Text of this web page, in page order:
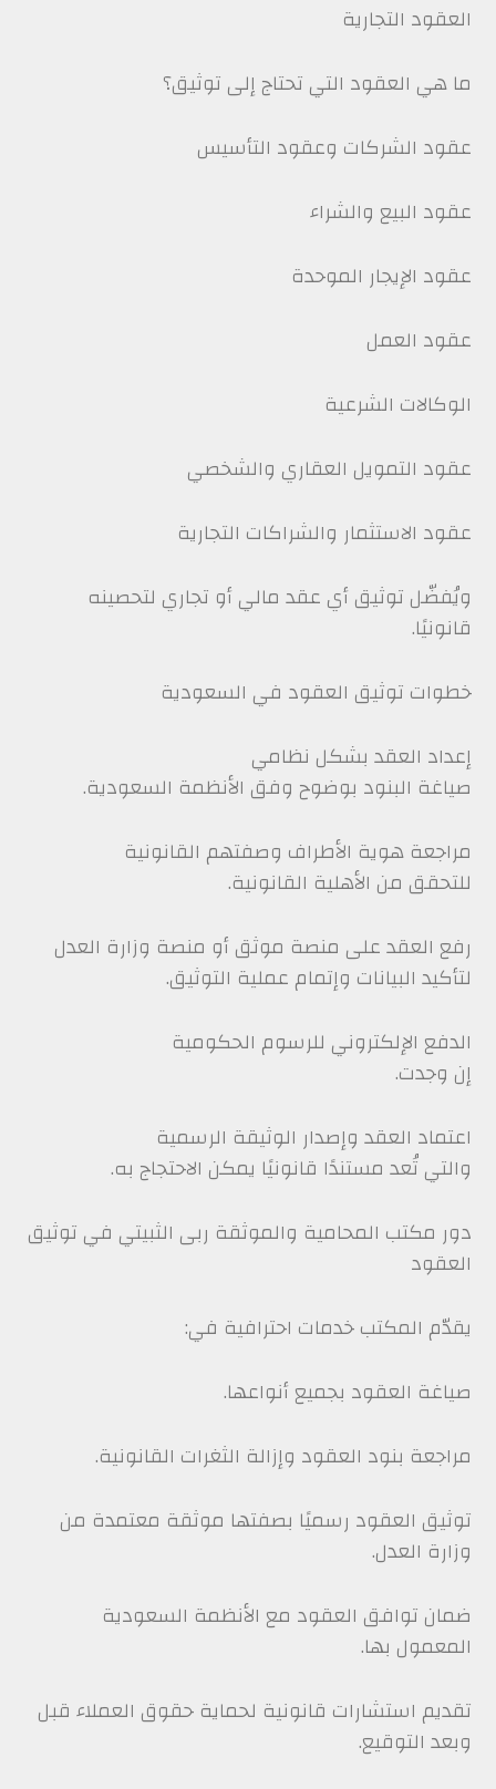
العقود التجارية
ما هي العقود التي تحتاج إلى توثيق؟
عقود الشركات وعقود التأسيس
عقود البيع والشراء
عقود الإيجار الموحدة
عقود العمل
الوكالات الشرعية
عقود التمويل العقاري والشخصي
عقود الاستثمار والشراكات التجارية
ويُفضّل توثيق أي عقد مالي أو تجاري لتحصينه
قانونيًا.
خطوات توثيق العقود في السعودية
إعداد العقد بشكل نظامي
صياغة البنود بوضوح وفق الأنظمة السعودية.
مراجعة هوية الأطراف وصفتهم القانونية
للتحقق من الأهلية القانونية.
رفع العقد على منصة موثق أو منصة وزارة العدل
لتأكيد البيانات وإتمام عملية التوثيق.
الدفع الإلكتروني للرسوم الحكومية
إن وجدت.
اعتماد العقد وإصدار الوثيقة الرسمية
والتي تُعد مستندًا قانونيًا يمكن الاحتجاج به.
دور مكتب المحامية والموثقة ربى الثبيتي في توثيق
العقود
يقدّم المكتب خدمات احترافية في:
صياغة العقود بجميع أنواعها.
مراجعة بنود العقود وإزالة الثغرات القانونية.
توثيق العقود رسميًا بصفتها موثقة معتمدة من
وزارة العدل.
ضمان توافق العقود مع الأنظمة السعودية
المعمول بها.
تقديم استشارات قانونية لحماية حقوق العملاء قبل
وبعد التوقيع.